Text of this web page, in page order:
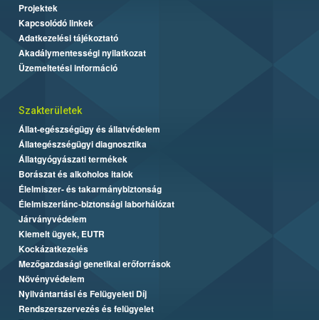
Projektek
Kapcsolódó linkek
Adatkezelési tájékoztató
Akadálymentességi nyilatkozat
Üzemeltetési információ
Szakterületek
Állat-egészségügy és állatvédelem
Állategészségügyi diagnosztika
Állatgyógyászati termékek
Borászat és alkoholos italok
Élelmiszer- és takarmánybiztonság
Élelmiszerlánc-biztonsági laborhálózat
Járványvédelem
Kiemelt ügyek, EUTR
Kockázatkezelés
Mezőgazdasági genetikai erőforrások
Növényvédelem
Nyilvántartási és Felügyeleti Díj
Rendszerszervezés és felügyelet